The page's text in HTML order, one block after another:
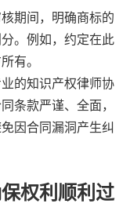
期间，明确商标的
。例如，约定在此
有。
的知识产权律师协
条款严谨、全面，
因合同漏洞产生纠
权利顺利过